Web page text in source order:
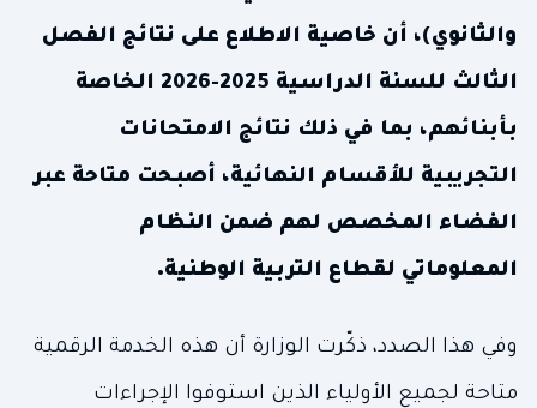
والثانوي)، أن خاصية الاطلاع على نتائج الفصل
الثالث للسنة الدراسية 2025-2026 الخاصة
بأبنائهم، بما في ذلك نتائج الامتحانات
التجريبية للأقسام النهائية، أصبحت متاحة عبر
الفضاء المخصص لهم ضمن النظام
المعلوماتي لقطاع التربية الوطنية.
وفي هذا الصدد، ذكّرت الوزارة أن هذه الخدمة الرقمية
متاحة لجميع الأولياء الذين استوفوا الإجراءات